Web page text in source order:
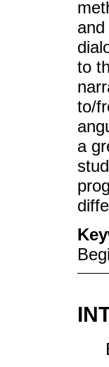
to
to/
a